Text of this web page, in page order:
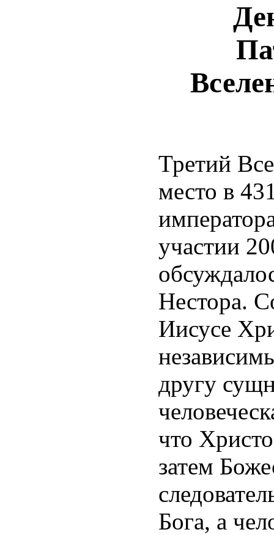
Третий
место в
участии
Нестора.
Иисусе
другу
что
затем
Бога, а